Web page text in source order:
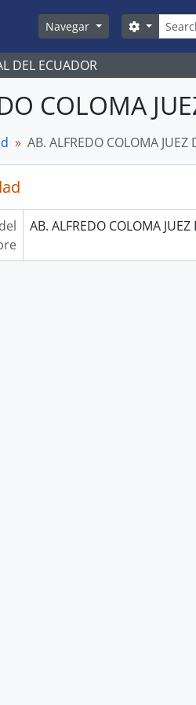
Navegar
Search
DEL ECUADOR
COLOMA
AB. ALFREDO COLOMA
AB. ALFREDO COLOMA